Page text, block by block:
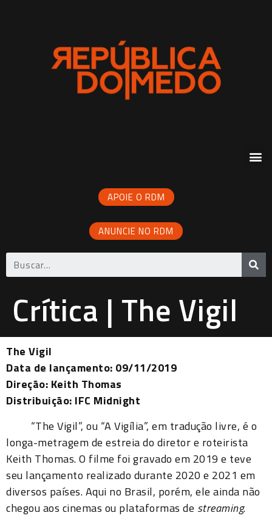
APOIE O RDM
ANUNCIE NO RDM
Crítica | The Vigil
The Vigil
Data de lançamento: 09/11/2019
Direção: Keith Thomas
Distribuição: IFC Midnight
“The Vigil”, ou “A Vigília”, em tradução livre, é o
longa-metragem de estreia do diretor e roteirista
Keith Thomas. O filme foi gravado em 2019 e teve
seu lançamento realizado durante 2020 e 2021 em
diversos países. Aqui no Brasil, porém, ele ainda não
chegou aos cinemas ou plataformas de streaming.